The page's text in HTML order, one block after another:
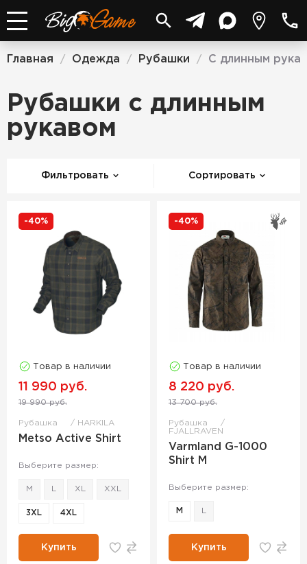
Главная / Одежда / Рубашки / С длинным
Рубашки с длинным
рукавом
Фильтровать Сортировать
-40%
Товар в наличии
11 990 руб.
19 990 руб.
Рубашка HARKILA
Metso Active Shirt
Выберите размер:
M XL XXL
3XL 4XL
Купить
-40%
Товар в наличии
8 220 руб.
13 700 руб.
Рубашка
FJALLRAVEN
Varmland G-1000
Shirt M
Выберите размер:
M
Купить